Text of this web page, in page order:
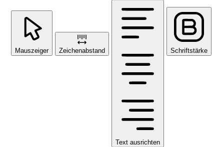
Mauszeiger Zeichenabstand
Text ausrichten
Schriftstärke